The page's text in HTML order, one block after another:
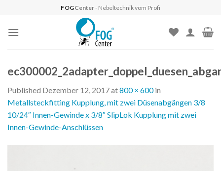
content
FOGCenter- Nebeltechnik vom Profi
Published Dezember 12, 2017at800 × 600in
Metallsteckfitting Kupplung, mit zwei Düsenabgängen 3/8
10/24″ Innen-Gewinde x 3/8″ SlipLok Kupplung mit zwei
Innen-Gewinde-Anschlüssen